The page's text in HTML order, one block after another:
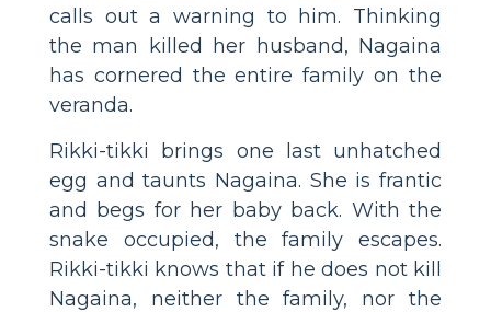
calls out a warning to him. Thinking
the man killed her husband, Nagaina
has cornered the entire family on the
veranda.
Rikki-tikki brings one last unhatched
egg and taunts Nagaina. She is frantic
and begs for her baby back. With the
snake occupied, the family escapes.
Rikki-tikki knows that if he does not kill
Nagaina, neither the family, nor the